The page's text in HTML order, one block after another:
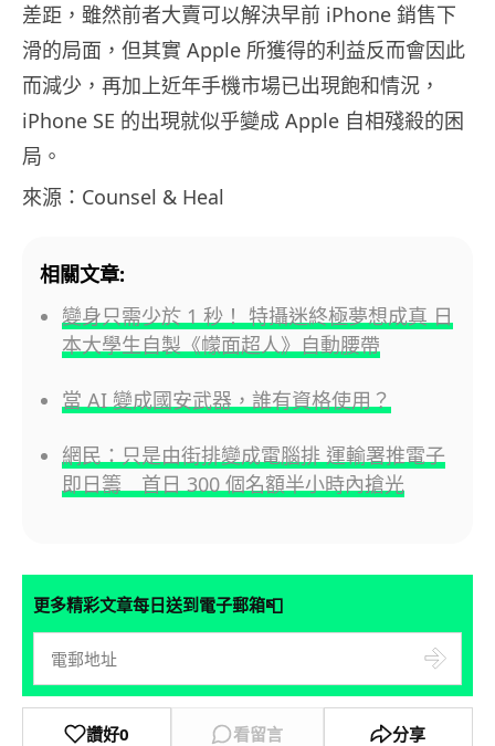
差距，雖然前者大賣可以解決早前 iPhone 銷售下
滑的局面，但其實 Apple 所獲得的利益反而會因此
而減少，再加上近年手機市場已出現飽和情況，
iPhone SE 的出現就似乎變成 Apple 自相殘殺的困
局。
來源：Counsel & Heal
相關文章:
變身只需少於 1 秒！ 特攝迷終極夢想成真 日
本大學生自製《幪面超人》自動腰帶
當 AI 變成國安武器，誰有資格使用？
網民：只是由街排變成電腦排 運輸署推電子
即日籌 首日 300 個名額半小時內搶光
更多精彩文章每日送到電子郵箱📮
讚好0 看留言 分享